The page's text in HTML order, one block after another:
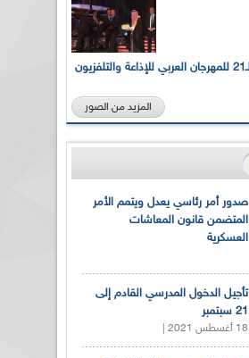
بالصور... الدورة الـ21 للمهرجان العربي للإذاعة والتلفزيون
المزيد من الصور
صدور أمر رئاسي يعدل ويتمم الأمر
المتضمن قانون المعاشات
العسكرية
تأجيل الدخول المدرسي القادم إلى
21 سبتمبر
18 أغسطس 2021 |